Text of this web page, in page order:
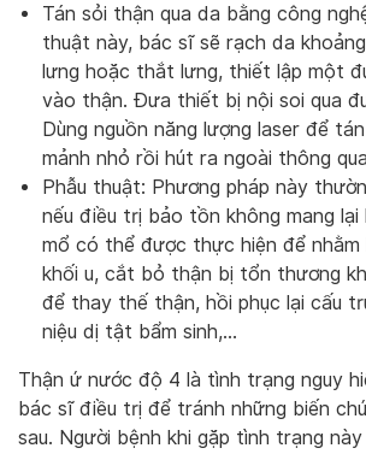
Tán sỏi thận qua da bằng công
thuật này, bác sĩ sẽ rạch da
lưng hoặc thắt lưng, thiết lập một
vào thận. Đưa thiết bị nội soi qua
Dùng nguồn năng lượng laser để
mảnh nhỏ rồi hút ra ngoài thông
Phẫu thuật: Phương pháp này
nếu điều trị bảo tồn không mang lại
mổ có thể được thực hiện để
khối u, cắt bỏ thận bị tổn thương
để thay thế thận, hồi phục lại cấu
niệu dị tật bẩm sinh,…
Thận ứ nước độ 4 là tình trạng nguy
bác sĩ điều trị để tránh những biến
sau. Người bệnh khi gặp tình trạng